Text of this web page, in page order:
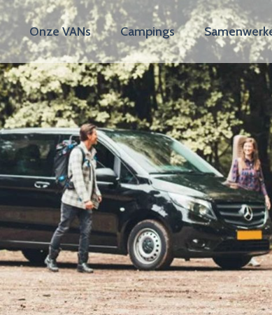
Onze VANs Campings